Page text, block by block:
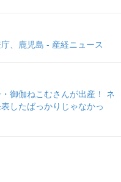
、鹿児島 - 産経ニュース
御伽ねこむさんが出産！ ネ
したばっかりじゃなかっ